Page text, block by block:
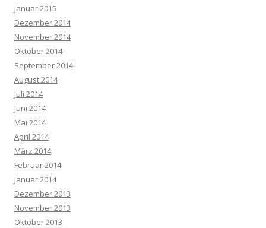
Januar 2015
Dezember 2014
November 2014
Oktober 2014
September 2014
August 2014
Juli 2014
Juni 2014
Mai 2014
April 2014
März 2014
Februar 2014
Januar 2014
Dezember 2013
November 2013
Oktober 2013